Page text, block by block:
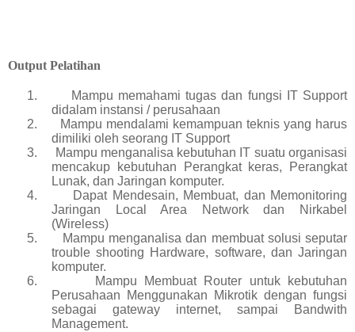
Output Pelatihan
1.
Mampu memahami tugas dan fungsi IT Support
didalam instansi / perusahaan
2.
Mampu mendalami kemampuan teknis yang harus
dimiliki oleh seorang IT Support
3.
Mampu menganalisa kebutuhan IT suatu organisasi
mencakup kebutuhan Perangkat keras, Perangkat
Lunak, dan Jaringan komputer.
4.
Dapat Mendesain, Membuat, dan Memonitoring
Jaringan Local Area Network dan Nirkabel
(Wireless)
5.
Mampu menganalisa dan membuat solusi seputar
trouble shooting Hardware, software, dan Jaringan
komputer.
6.
Mampu Membuat Router untuk kebutuhan
Perusahaan Menggunakan Mikrotik dengan fungsi
sebagai gateway internet, sampai Bandwith
Management.